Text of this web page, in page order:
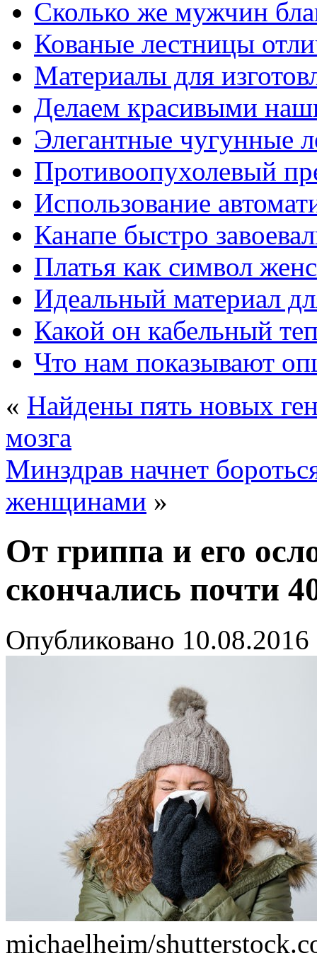
Сколько же мужчин
Кованые лестницы
Материалы для
Делаем красивыми
Элегантные чугунные
Противоопухолевый
Использование
Канапе быстро
Платья как символ
Идеальный материал
Какой он кабельный
Что нам показывают
« Найдены пять новых
мозга
Минздрав начнет
женщинами »
От гриппа и его
скончались почти
Опубликовано 10.08.2016
michaelheim/